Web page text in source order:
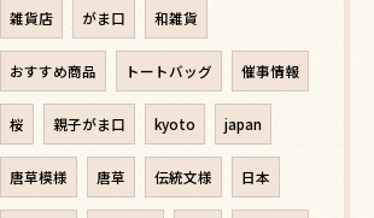
雑貨店 がま口 和雑貨
おすすめ商品 トートバッグ 催事情報
桜 親子がま口 kyoto japan
唐草模様 唐草 伝統文様 日本